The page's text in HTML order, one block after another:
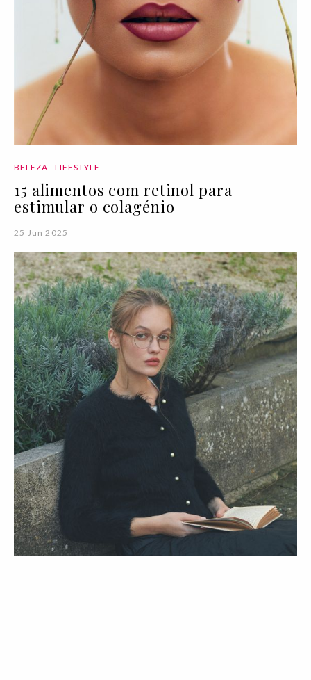
BELEZA LIFESTYLE
15 alimentos com retinol para
estimular o colagénio
25 Jun 2025